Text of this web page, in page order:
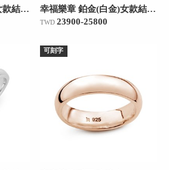
長相廝守 鉑金(白金)女款結婚對戒 幸福樂章 鉑金(白金)女款結婚對戒
TWD 23900-25800
可刻字